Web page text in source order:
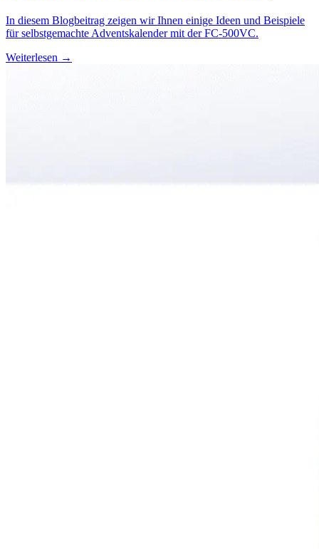
In diesem Blogbeitrag zeigen wir Ihnen einige Ideen und Beispiele
für selbstgemachte Adventskalender mit der FC-500VC.
Weiterlesen →